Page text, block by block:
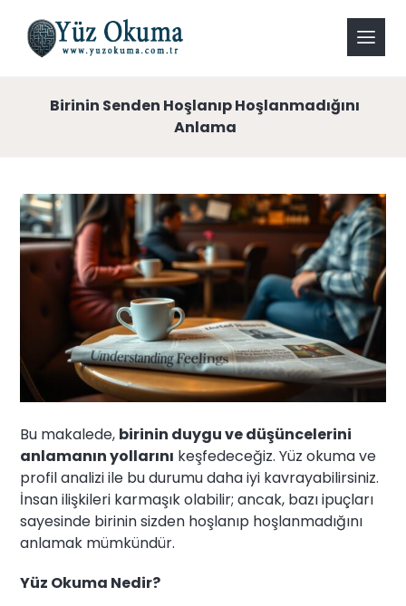
Birinin Senden Hoşlanıp Hoşlanmadığını
Anlama
Bu makalede, birinin duygu ve düşüncelerini
anlamanın yollarını keşfedeceğiz. Yüz okuma ve
profil analizi ile bu durumu daha iyi kavrayabilirsiniz.
İnsan ilişkileri karmaşık olabilir; ancak, bazı ipuçları
sayesinde birinin sizden hoşlanıp hoşlanmadığını
anlamak mümkündür.
Yüz Okuma Nedir?